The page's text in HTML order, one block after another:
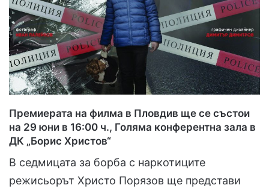
n
X
m
a
i
l
Премиерата на филма в Пловдив ще се състои
на 29 юни в 16:00 ч., Голяма конферентна зала в
ДК „Борис Христов“
В седмицата за борба с наркотиците
режисьорът Христо Порязов ще представи